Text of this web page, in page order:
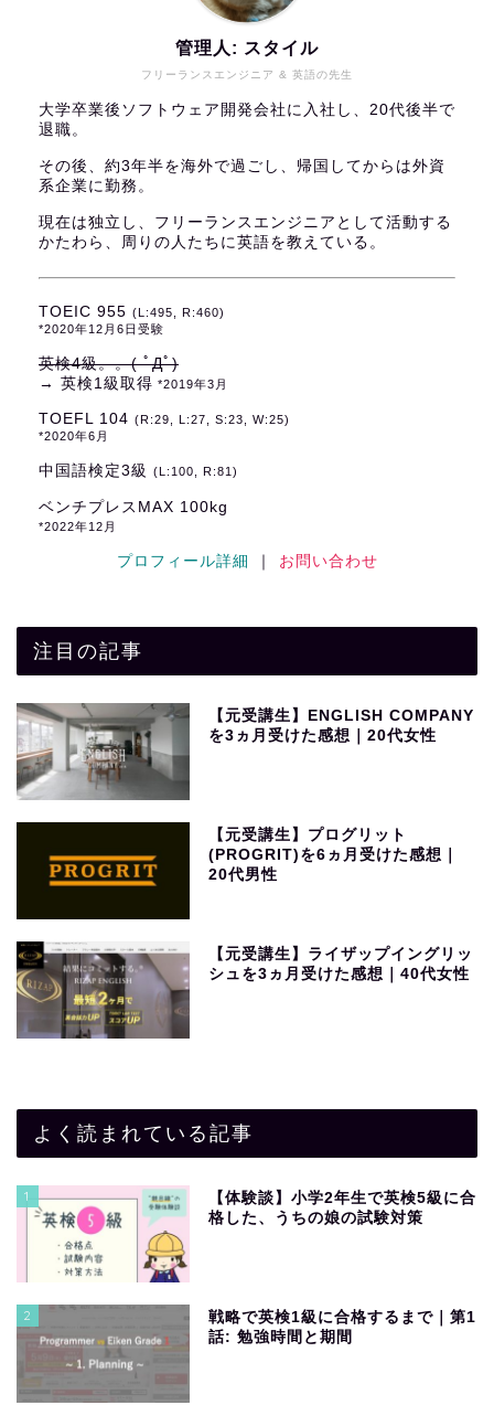
フリーランスエンジニア & 英語の先生
管理人: スタイル
大学卒業後ソフトウェア開発会社に入社し、20代後半で
退職。
その後、約3年半を海外で過ごし、帰国してからは外資
系企業に勤務。
現在は独立し、フリーランスエンジニアとして活動する
かたわら、周りの人たちに英語を教えている。
TOEIC 955 (L:495, R:460)
*2020年12月6日受験
英検4級。。( ﾟДﾟ)
→ 英検1級取得 *2019年3月
TOEFL 104 (R:29, L:27, S:23, W:25)
*2020年6月
中国語検定3級 (L:100, R:81)
ベンチプレスMAX 100kg
*2022年12月
プロフィール詳細 ｜ お問い合わせ
注目の記事
【元受講生】ENGLISH COMPANY
を3ヵ月受けた感想｜20代女性
【元受講生】プログリット
(PROGRIT)を6ヵ月受けた感想｜
20代男性
【元受講生】ライザップイングリッ
シュを3ヵ月受けた感想｜40代女性
よく読まれている記事
1
【体験談】小学2年生で英検5級に合
格した、うちの娘の試験対策
2
戦略で英検1級に合格するまで｜第1
話: 勉強時間と期間